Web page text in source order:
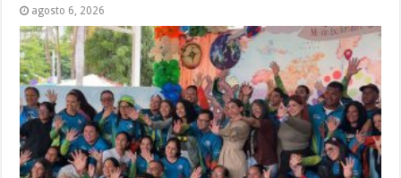
agosto 6, 2026